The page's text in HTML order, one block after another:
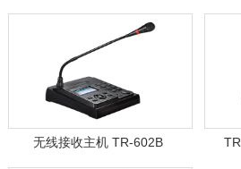
无线接收主机 TR-602B